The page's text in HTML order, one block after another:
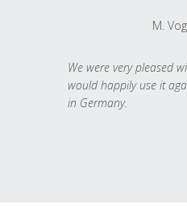
M.
We were very pleased
would happily use it
in Germany.